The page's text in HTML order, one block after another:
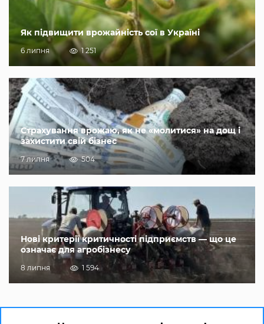
Як підвищити врожайність сої в Україні
6 липня 1 251
Страхування врожаю, як не «молитися» на дощ і
захистити свій бізнес
7 липня 504
Нові критерії критичності підприємств — що це
означає для агробізнесу
8 липня 1 594